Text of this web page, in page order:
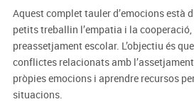
Aquest complet tauler d’emocions està
petits treballin l’empatia i la
preassetjament escolar. L’objectiu és
conflictes relacionats amb
pròpies emocions i aprendre recursos
situacions.